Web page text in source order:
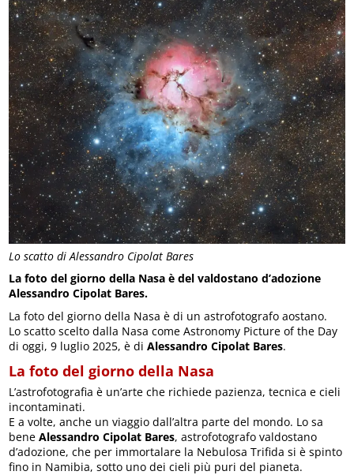
Lo scatto di Alessandro Cipolat Bares
La foto del giorno della Nasa è del valdostano d’adozione
Alessandro Cipolat Bares.
La foto del giorno della Nasa è di un astrofotografo aostano.
Lo scatto scelto dalla Nasa come Astronomy Picture of the Day
di oggi, 9 luglio 2025, è diAlessandro Cipolat Bares.
La foto del giorno della Nasa
L’astrofotografia è un’arte che richiede pazienza, tecnica e cieli
incontaminati.
E a volte, anche un viaggio dall’altra parte del mondo. Lo sa
beneAlessandro Cipolat Bares, astrofotografo valdostano
d’adozione, che per immortalare la Nebulosa Trifida si è spinto
fino in Namibia, sotto uno dei cieli più puri del pianeta.